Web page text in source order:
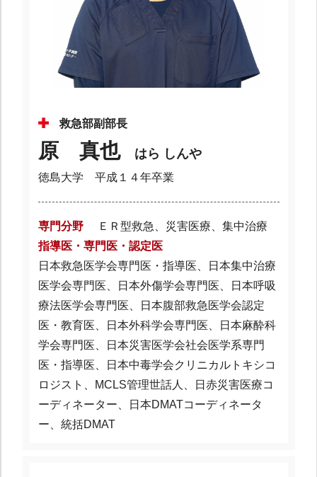
救急部副部長
原 真也 はら しんや
徳島大学 平成１４年卒業
専門分野
ＥＲ型救急、災害医療、集中治療
指導医・専門医・認定医
日本救急医学会専門医・指導医、日本集中治療
医学会専門医、日本外傷学会専門医、日本呼吸
療法医学会専門医、日本腹部救急医学会認定
医・教育医、日本外科学会専門医、日本麻酔科
学会専門医、日本災害医学会社会医学系専門
医・指導医、日本中毒学会クリニカルトキシコ
ロジスト、MCLS管理世話人、日赤災害医療コ
ーディネーター、日本DMATコーディネータ
ー、統括DMAT